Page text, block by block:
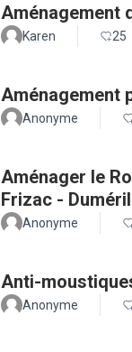
Aménagement
Karen 25
Aménagement
Anonyme
Aménager le
Frizac -
Anonyme
Anti-
Anonyme